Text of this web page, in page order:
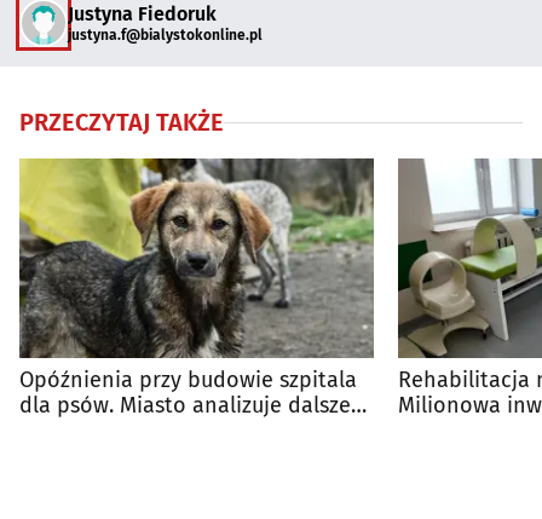
Justyna Fiedoruk
justyna.f@bialystokonline.pl
PRZECZYTAJ TAKŻE
Opóźnienia przy budowie szpitala
dla psów. Miasto analizuje dalsze
Rehabilitacja
Milionowa